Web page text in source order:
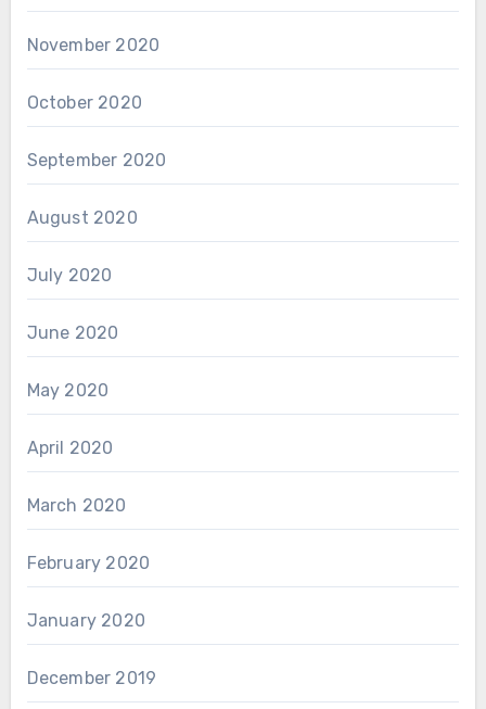
November 2020
October 2020
September 2020
August 2020
July 2020
June 2020
May 2020
April 2020
March 2020
February 2020
January 2020
December 2019